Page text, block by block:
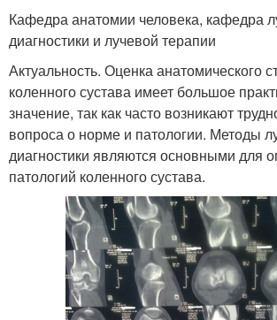
Кафедра анатомии человека, кафедра
диагностики и лучевой терапии
Актуальность. Оценка анатомического
коленного сустава имеет большое
значение, так как часто возникают
вопроса о норме и патологии. Методы
диагностики являются основными для
патологий коленного сустава.